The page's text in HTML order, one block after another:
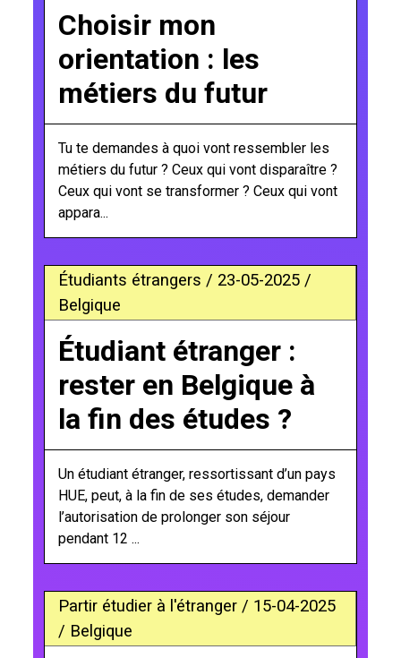
Choisir mon
orientation : les
métiers du futur
Tu te demandes à quoi vont ressembler les
métiers du futur ? Ceux qui vont disparaître ?
Ceux qui vont se transformer ? Ceux qui vont
appara...
Étudiants étrangers / 23-05-2025 /
Belgique
Étudiant étranger :
rester en Belgique à
la fin des études ?
Un étudiant étranger, ressortissant d’un pays
HUE, peut, à la fin de ses études, demander
l’autorisation de prolonger son séjour
pendant 12 ...
Partir étudier à l'étranger / 15-04-2025
/ Belgique